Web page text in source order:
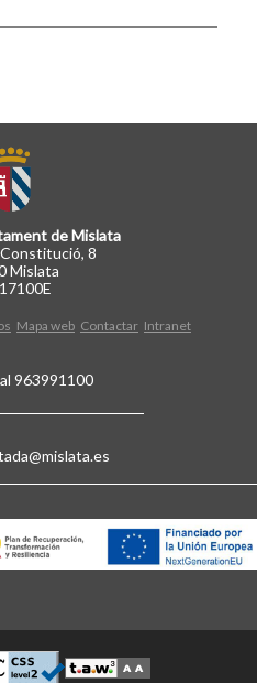
de Mislata
Constitució, 8
Mislata
Mapa web Contactar Intranet
963991100